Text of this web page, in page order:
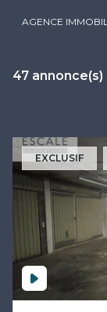
AGENCE
47
EXCLUSIF